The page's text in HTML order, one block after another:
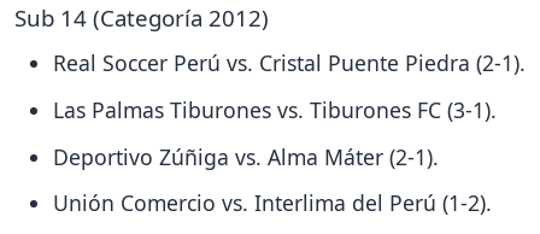
Sub 14 (Categoría 2012)
Real Soccer Perú vs. Cristal Puente Piedra (2-1).
Las Palmas Tiburones vs. Tiburones FC (3-1).
Deportivo Zúñiga vs. Alma Máter (2-1).
Unión Comercio vs. Interlima del Perú (1-2).